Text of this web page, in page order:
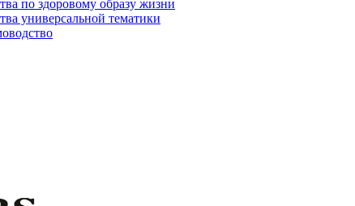
по здоровому образу жизни
универсальной тематики